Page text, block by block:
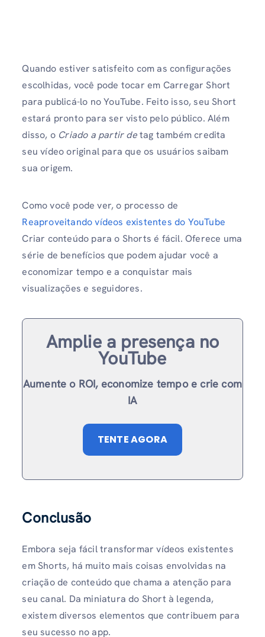
Quando estiver satisfeito com as configurações
escolhidas, você pode tocar em Carregar Short
para publicá-lo no YouTube. Feito isso, seu Short
estará pronto para ser visto pelo público. Além
disso, o Criado a partir detag também credita
seu vídeo original para que os usuários saibam
sua origem.
Como você pode ver, o processo de
Reaproveitando vídeos existentes do YouTube
Criar conteúdo para o Shorts é fácil. Oferece uma
série de benefícios que podem ajudar você a
economizar tempo e a conquistar mais
visualizações e seguidores.
Amplie a presença no
YouTube
Aumente o ROI, economize tempo e crie com
IA
TENTE AGORA
Conclusão
Embora seja fácil transformar vídeos existentes
em Shorts, há muito mais coisas envolvidas na
criação de conteúdo que chama a atenção para
seu canal. Da miniatura do Short à legenda,
existem diversos elementos que contribuem para
seu sucesso no app.